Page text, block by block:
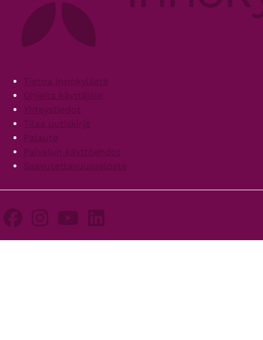
FooterTietoa Innokylästä
Ohjeita käyttäjille
Yhteystiedot
Tilaa uutiskirje
Palaute
Palvelun käyttöehdot
Saavutettavuusseloste